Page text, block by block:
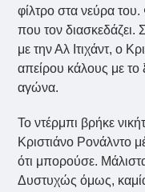
φίλτρο στα νεύρα του.
που τον
με την Αλ Ιτιχάντ, ο
απείρου κάλους με το
αγώνα.
Το ντέρμπι βρήκε
Κριστιάνο Ρονάλντο
ότι μπορούσε.
Δυστυχώς όμως, καμία